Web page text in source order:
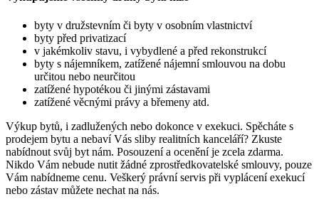
byty v družstevním či byty v osobním vlastnictví
byty před privatizací
v jakémkoliv stavu, i vybydlené a před rekonstrukcí
byty s nájemníkem, zatížené nájemní smlouvou na dobu
určitou nebo neurčitou
zatížené hypotékou či jinými zástavami
zatížené věcnými právy a břemeny atd.
Výkup bytů, i zadlužených nebo dokonce v exekuci. Spěcháte s
prodejem bytu a nebaví Vás sliby realitních kanceláří? Zkuste
nabídnout svůj byt nám. Posouzení a ocenění je zcela zdarma.
Nikdo Vám nebude nutit žádné zprostředkovatelské smlouvy, pouze
Vám nabídneme cenu. Veškerý právní servis při vyplácení exekucí
nebo zástav můžete nechat na nás.